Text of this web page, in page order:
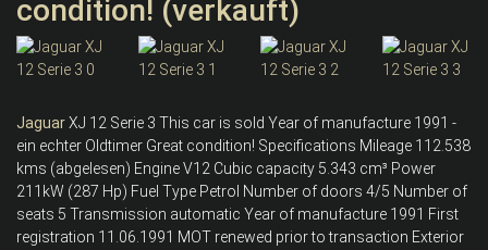
condition! (verkauft)
JaguarXJ 12 Serie 3 This car is sold Year of manufacture 1991 -
ein echter Oldtimer Great condition! Specifications Mileage 112.538
kms (abgelesen) Engine V12 Cubic capacity 5.343 cm³ Power
211kW (287 Hp) Fuel Type Petrol Number of doors 4/5 Number of
seats 5 Transmission automatic Year of manufacture 1991 First
registration 11.06.1991 MOT renewed prior to transaction Exterior